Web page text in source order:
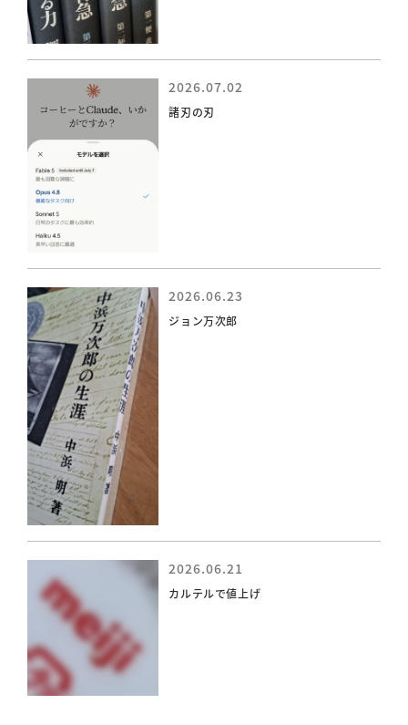
2026.07.02
諸刃の刃
2026.06.23
ジョン万次郎
2026.06.21
カルテルで値上げ